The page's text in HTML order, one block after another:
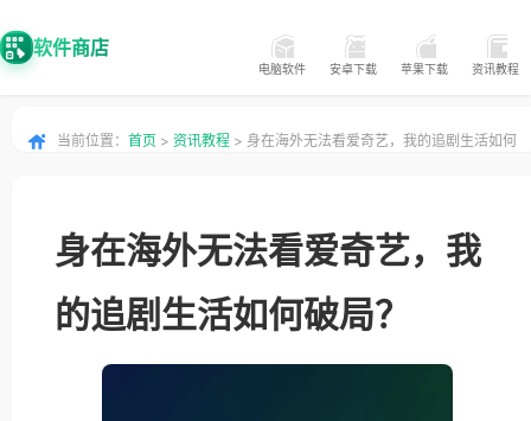
软件商店
电脑软件 安卓下载 苹果下载 资讯教程
当前位置： 首页 > 资讯教程 > 身在海外无法看爱奇艺，我的追剧生活如何
身在海外无法看爱奇艺，我
的追剧生活如何破局？